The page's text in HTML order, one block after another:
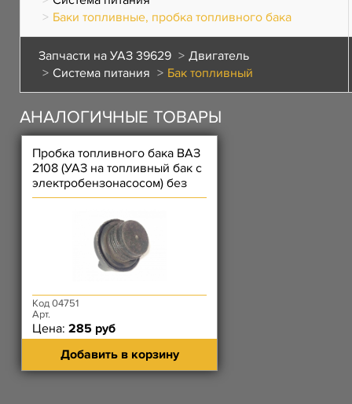
Баки топливные, пробка топливного бака
Запчасти на УАЗ 39629
Двигатель
Система питания
Бак топливный
АНАЛОГИЧНЫЕ ТОВАРЫ
Пробка топливного бака ВАЗ
2108 (УАЗ на топливный бак с
электробензонасосом) без
замка
Код 04751
Арт.
Цена: 285 руб
Добавить в корзину